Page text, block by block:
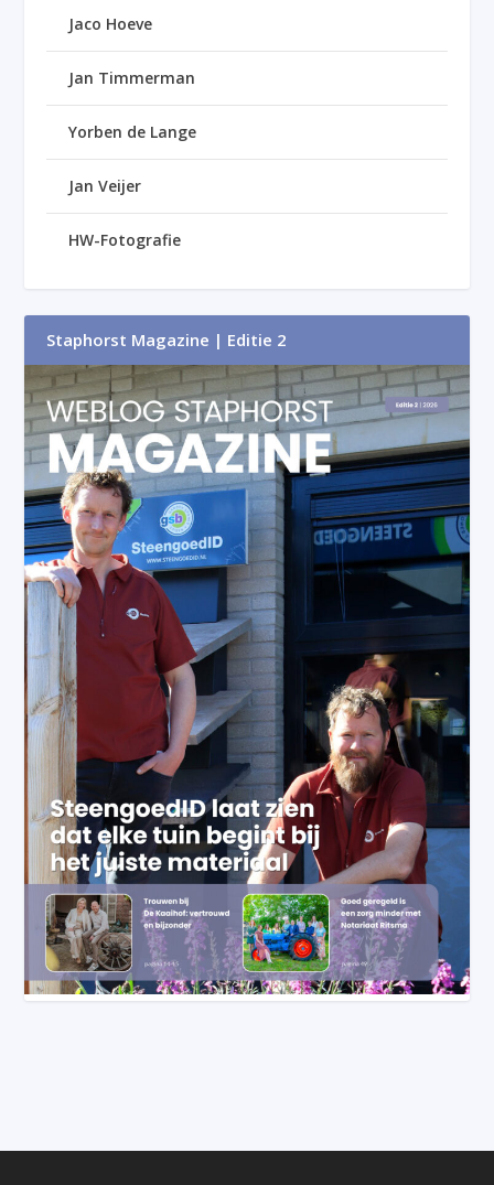
Jaco Hoeve
Jan Timmerman
Yorben de Lange
Jan Veijer
HW-Fotografie
Staphorst Magazine | Editie 2